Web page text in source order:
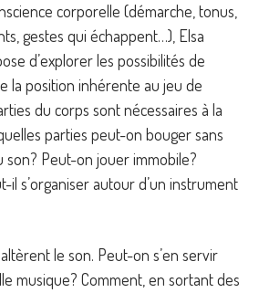
corporelle (démarche, tonus,
gestes qui échappent…), Elsa
d’explorer les possibilités de
la position inhérente au jeu de
du corps sont nécessaires à la
parties peut-on bouger sans
son? Peut-on jouer immobile?
il s’organiser autour d’un instrument
le son. Peut-on s’en servir
musique? Comment, en sortant des